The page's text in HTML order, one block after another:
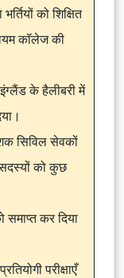
को शिक्षित
कॉलेज की
के हैलीबरी में
सिविल सेवकों
को कुछ
समाप्त कर दिया
परीक्षाएँ